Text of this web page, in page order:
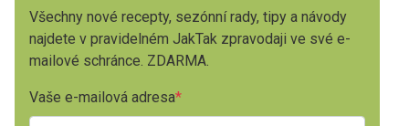
Všechny nové recepty, sezónní rady, tipy a návody
najdete v pravidelném JakTak zpravodaji ve své e-
mailové schránce. ZDARMA.
Vaše e-mailová adresa